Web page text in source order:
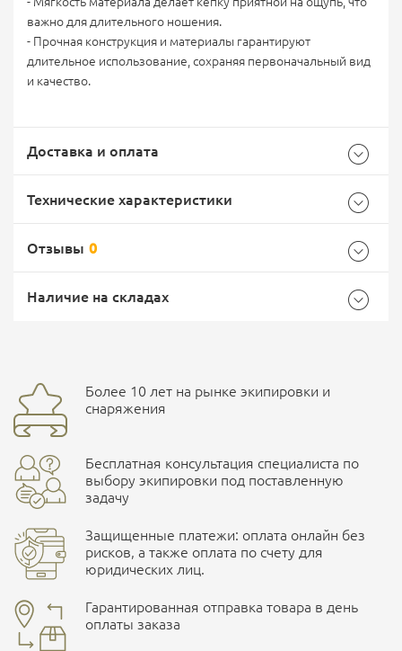
важно для длительного ношения.
- Прочная конструкция и материалы гарантируют
длительное использование, сохраняя первоначальный вид
и качество.
Доставка и оплата
Доставка Почтой России
EMS Почта России
Доставка курьерской службой СДЭК -
Наличные при самовывозе
Технические характеристики
Размер L/XL
Бренд Under Armour
Страна производитель
Характеристики комплектаций
Размер
Отзывы 0
Ваш отзыв
Наличие на складах
улица Маяковского, 10
ПОДРОБНЕЕ О СКЛАДЕ
Более 10 лет на рынке экипировки и
снаряжения
Бесплатная консультация специалиста по
выбору экипировки под поставленную
задачу
Защищенные платежи: оплата онлайн без
рисков, а также оплата по счету для
юридических лиц.
Гарантированная отправка товара в день
оплаты заказа